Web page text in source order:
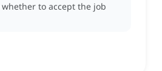
whether to accept the job